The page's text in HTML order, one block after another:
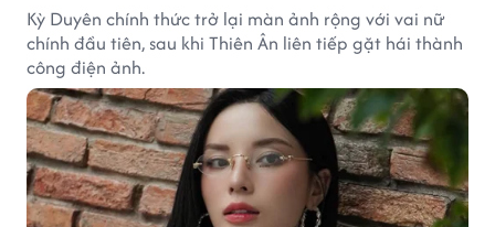
Kỳ Duyên chính thức trở lại màn ảnh rộng với vai nữ
chính đầu tiên, sau khi Thiên Ân liên tiếp gặt hái thành
công điện ảnh.